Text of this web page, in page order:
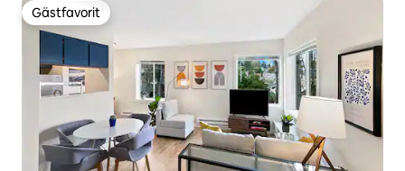
Gästfavorit
Gästfavorit